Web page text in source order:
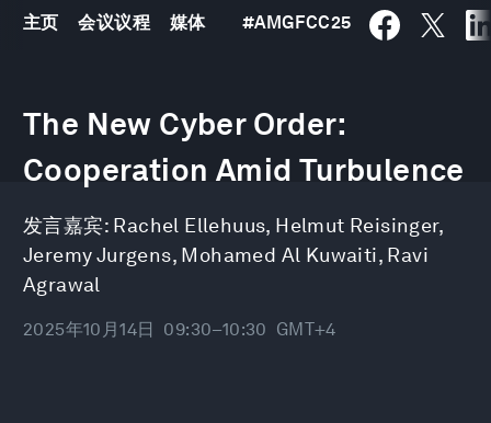
主页 会议议程 媒体 #AMGFCC25
The New Cyber Order:
Cooperation Amid Turbulence
发言嘉宾: Rachel Ellehuus, Helmut Reisinger,
Jeremy Jurgens, Mohamed Al Kuwaiti, Ravi
Agrawal
2025年10月14日 09:30–10:30 GMT+4
minutes,
10